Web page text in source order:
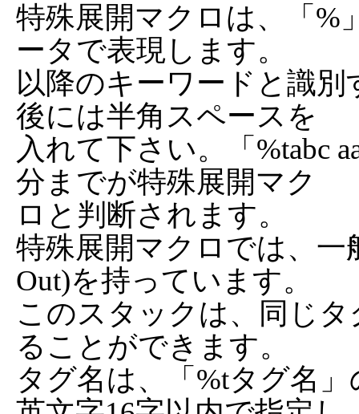
特殊展開マクロは、「%
ータで表現します。
以降のキーワードと識
後には半角スペースを
入れて下さい。「%tabc
分までが特殊展開マク
ロと判断されます。
特殊展開マクロでは、一
Out)を持っています。
このスタックは、同じ
ることができます。
タグ名は、「%tタグ名